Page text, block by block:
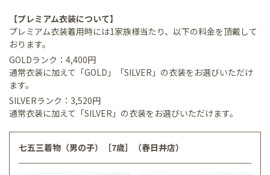
【プレミアム衣装について】
プレミアム衣装着用時には1家族様当たり、以下の料金を頂戴して
おります。
GOLDランク：4,400円
通常衣装に加えて「GOLD」「SILVER」の衣装をお選びいただけ
ます。
SILVERランク：3,520円
通常衣装に加えて「SILVER」の衣装をお選びいただけます。
七五三着物（男の子）［7歳］（春日井店）